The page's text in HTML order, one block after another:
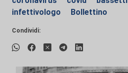
infettivologo
Bollettino
Condividi: